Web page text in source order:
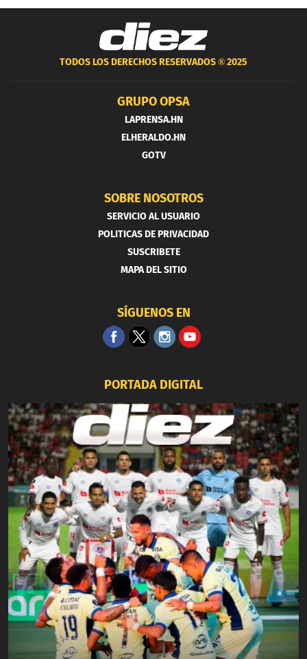
TODOS LOS DERECHOS RESERVADOS ®2025
GRUPO OPSA
LAPRENSA.HN
ELHERALDO.HN
GOTV
SOBRE NOSOTROS
SERVICIO AL USUARIO
POLITICAS DE PRIVACIDAD
SUSCRIBETE
MAPA DEL SITIO
SÍGUENOS EN
PORTADA DIGITAL